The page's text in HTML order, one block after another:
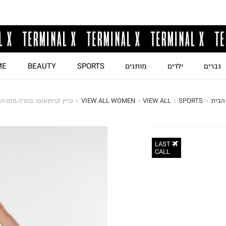
גברים ילדים מותגים SPORTS
BEAUTY
הבית SPORTS
VIEW ALL
VIEW ALL WOMEN טייץ קרוסאובר בגזרה
LAST
CALL